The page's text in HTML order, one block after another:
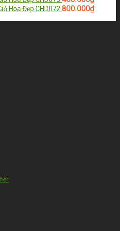
Hoa Đẹp GHD072 800.000₫